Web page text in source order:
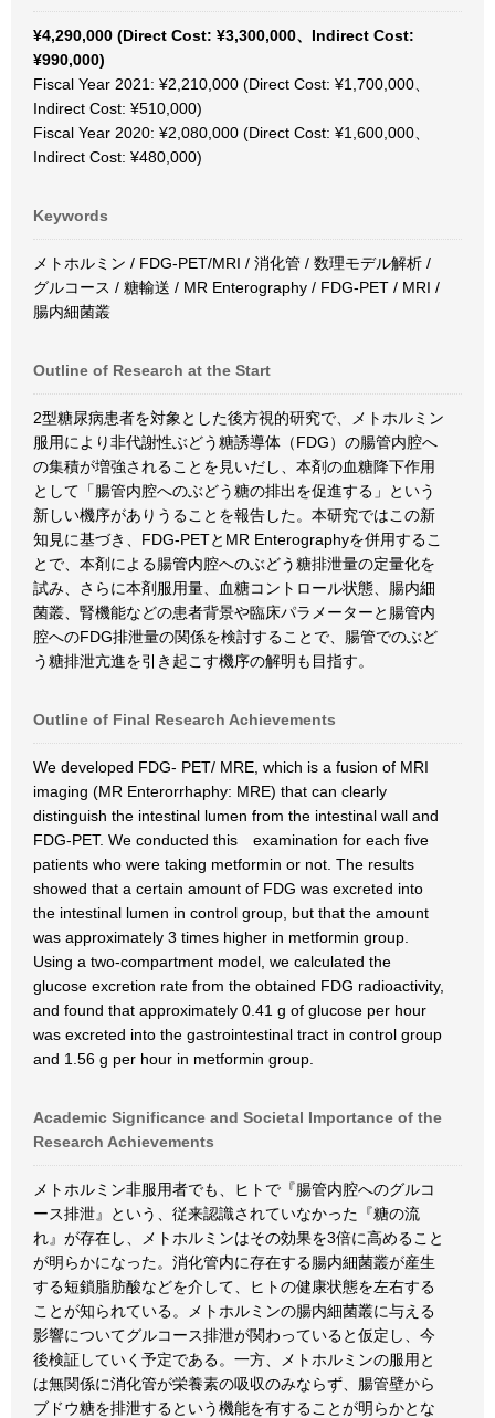
¥4,290,000 (Direct Cost: ¥3,300,000、Indirect Cost:
¥990,000)
Fiscal Year 2021: ¥2,210,000 (Direct Cost: ¥1,700,000、
Indirect Cost: ¥510,000)
Fiscal Year 2020: ¥2,080,000 (Direct Cost: ¥1,600,000、
Indirect Cost: ¥480,000)
Keywords
メトホルミン / FDG-PET/MRI / 消化管 / 数理モデル解析 /
グルコース / 糖輸送 / MR Enterography / FDG-PET / MRI /
腸内細菌叢
Outline of Research at the Start
2型糖尿病患者を対象とした後方視的研究で、メトホルミン
服用により非代謝性ぶどう糖誘導体（FDG）の腸管内腔へ
の集積が増強されることを見いだし、本剤の血糖降下作用
として「腸管内腔へのぶどう糖の排出を促進する」という
新しい機序がありうることを報告した。本研究ではこの新
知見に基づき、FDG-PETとMR Enterographyを併用するこ
とで、本剤による腸管内腔へのぶどう糖排泄量の定量化を
試み、さらに本剤服用量、血糖コントロール状態、腸内細
菌叢、腎機能などの患者背景や臨床パラメーターと腸管内
腔へのFDG排泄量の関係を検討することで、腸管でのぶど
う糖排泄亢進を引き起こす機序の解明も目指す。
Outline of Final Research Achievements
We developed FDG- PET/ MRE, which is a fusion of MRI
imaging (MR Enterorrhaphy: MRE) that can clearly
distinguish the intestinal lumen from the intestinal wall and
FDG-PET. We conducted this examination for each five
patients who were taking metformin or not. The results
showed that a certain amount of FDG was excreted into
the intestinal lumen in control group, but that the amount
was approximately 3 times higher in metformin group.
Using a two-compartment model, we calculated the
glucose excretion rate from the obtained FDG radioactivity,
and found that approximately 0.41 g of glucose per hour
was excreted into the gastrointestinal tract in control group
and 1.56 g per hour in metformin group.
Academic Significance and Societal Importance of the
Research Achievements
メトホルミン非服用者でも、ヒトで『腸管内腔へのグルコ
ース排泄』という、従来認識されていなかった『糖の流
れ』が存在し、メトホルミンはその効果を3倍に高めること
が明らかになった。消化管内に存在する腸内細菌叢が産生
する短鎖脂肪酸などを介して、ヒトの健康状態を左右する
ことが知られている。メトホルミンの腸内細菌叢に与える
影響についてグルコース排泄が関わっていると仮定し、今
後検証していく予定である。一方、メトホルミンの服用と
は無関係に消化管が栄養素の吸収のみならず、腸管壁から
ブドウ糖を排泄するという機能を有することが明らかとな